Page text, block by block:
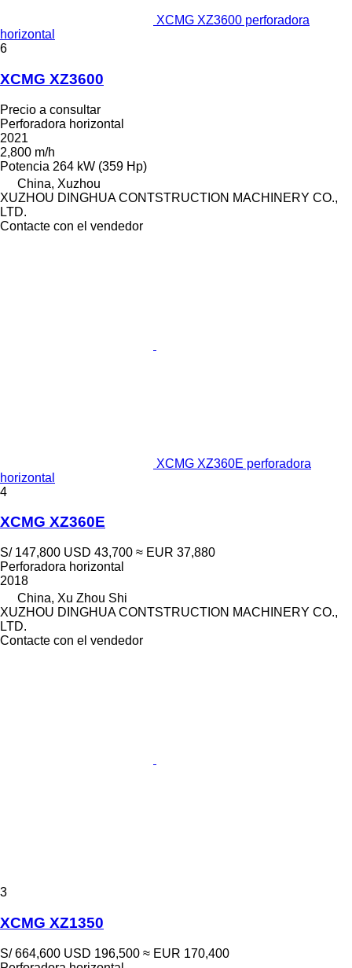
XCMG XZ3600 perforadora
horizontal
6
XCMG XZ3600
Precio a consultar
Perforadora horizontal
2021
2,800 m/h
Potencia 264 kW (359 Hp)
China, Xuzhou
XUZHOU DINGHUA CONTSTRUCTION MACHINERY CO.,
LTD.
Contacte con el vendedor
XCMG XZ360E perforadora
horizontal
4
XCMG XZ360E
S/ 147,800 USD 43,700 ≈ EUR 37,880
Perforadora horizontal
2018
China, Xu Zhou Shi
XUZHOU DINGHUA CONTSTRUCTION MACHINERY CO.,
LTD.
Contacte con el vendedor
3
XCMG XZ1350
S/ 664,600 USD 196,500 ≈ EUR 170,400